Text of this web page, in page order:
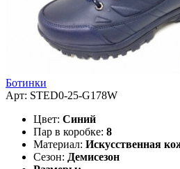
Ботинки
Арт: STED0-25-G178W
Цвет: Синий
Пар в коробке: 8
Материал: Искусственная
Сезон: Демисезон